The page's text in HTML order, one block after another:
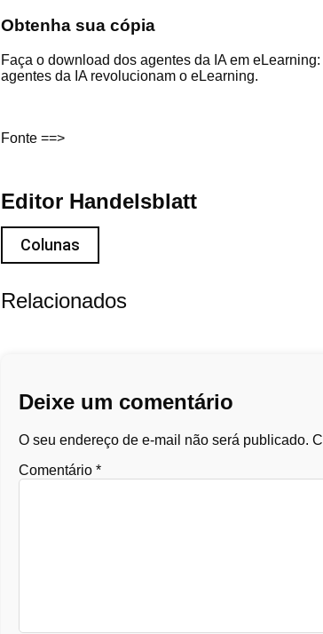
Obtenha sua cópia
Faça o download dos agentes da IA ​​em
agentes da IA ​​revolucionam o eLearning.
Fonte ==>
Editor Handelsblatt
Colunas
Relacionados
Deixe um comentário
O seu endereço de e-mail não será publicado.
Comentário *